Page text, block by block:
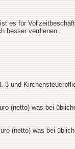
es für
besser verdienen.
und
(netto) was bei
(netto) was bei